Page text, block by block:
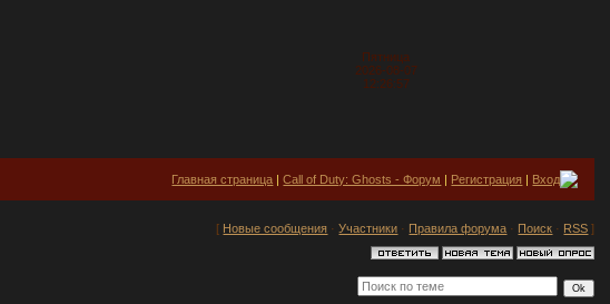
Пятница
2026-08-07
12:26:57
Главная страница |Call of Duty: Ghosts - Форум | Регистрация | Вход
[ Новые сообщения ·Участники · Правила форума · Поиск · RSS ]